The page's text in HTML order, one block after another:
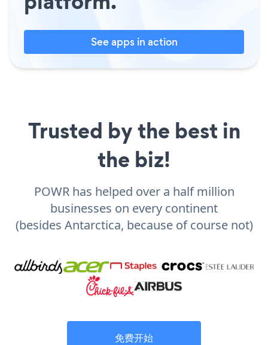
See apps in action
Trusted by the best in
the biz!
POWR has helped over a half million
businesses on every continent
(besides Antarctica, because of course not)
免费开始